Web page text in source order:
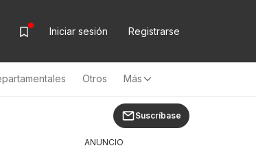
Iniciar sesión Registrarse
Otros Más
Suscríbase
ANUNCIO